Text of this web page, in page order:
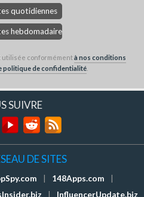
quotidiennes
hebdomadaires
conformémentà nos conditions
politique de confidentialité.
SUIVRE
DE SITES
148Apps.com
InfluencerUpdate.biz